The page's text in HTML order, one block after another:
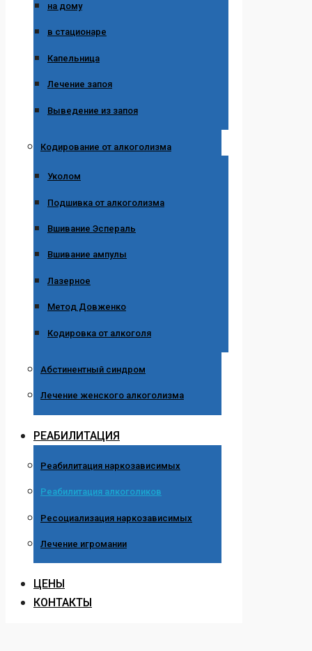
на дому
в стационаре
Капельница
Лечение запоя
Выведение из запоя
Кодирование от алкоголизма
Уколом
Подшивка от алкоголизма
Вшивание Эспераль
Вшивание ампулы
Лазерное
Метод Довженко
Кодировка от алкоголя
Абстинентный синдром
Лечение женского алкоголизма
РЕАБИЛИТАЦИЯ
Реабилитация наркозависимых
Реабилитация алкоголиков
Ресоциализация наркозависимых
Лечение игромании
ЦЕНЫ
КОНТАКТЫ